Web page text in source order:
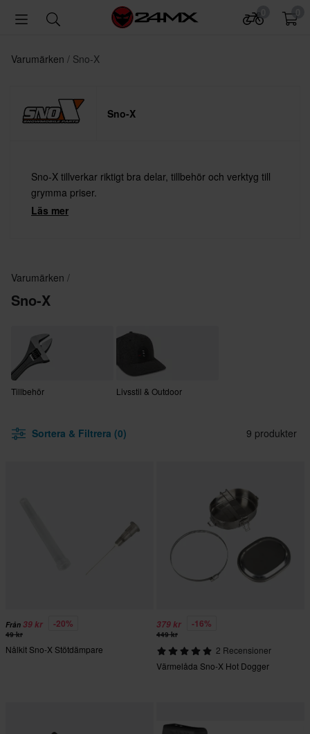
Varumärken Sno-X
Sno-X
Sno-X tillverkar riktigt bra delar, tillbehör och verktyg till
grymma priser.
Läs mer
Varumärken
Sno-X
Tillbehör Livsstil & Outdoor
Sortera & Filtrera (0) 9 produkter
Från 39 kr -20%
49 kr
Nålkit Sno-X Stötdämpare
379 kr -16%
449 kr
2 Recensioner
Värmelåda Sno-X Hot Dogger